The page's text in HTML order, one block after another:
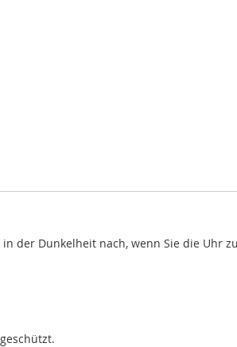
der Dunkelheit nach, wenn Sie die Uhr